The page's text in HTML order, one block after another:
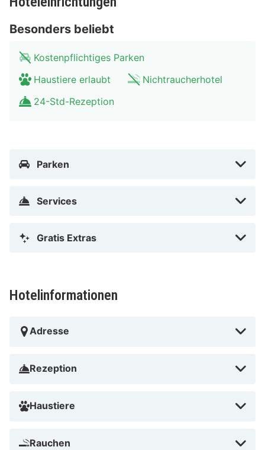
und die Speicherstadt. Unternimm eine
Hafenrundfahrt, besuche das Miniatur Wunderland
Straßen der Innenstadt.
Besonders beliebt
Kostenpflichtiges Parken
Haustiere erlaubt
Nichtraucherhotel
24-Std-Rezeption
Parken
Services
Gratis Extras
Hotelinformationen
Adresse
Rezeption
Haustiere
Rauchen